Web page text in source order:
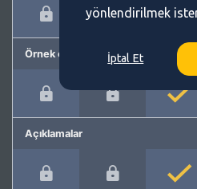
Örnek cümleler
Açıklamalar
yönlendirilmek
İptal Et